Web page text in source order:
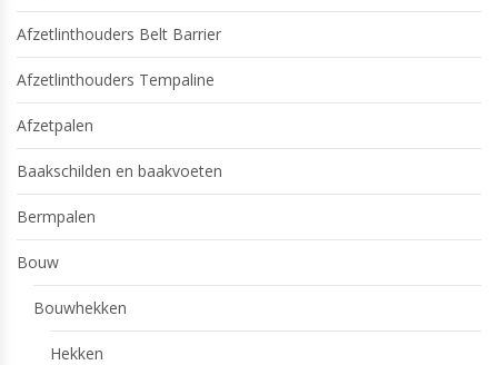
Afzetlinthouders Belt Barrier
Afzetlinthouders Tempaline
Afzetpalen
Baakschilden en baakvoeten
Bermpalen
Bouw
Bouwhekken
Hekken